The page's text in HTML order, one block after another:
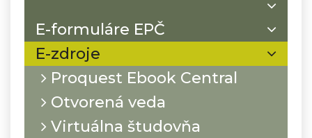
E-formuláre EPČ
E-zdroje
Proquest Ebook Central
Otvorená veda
Virtuálna študovňa